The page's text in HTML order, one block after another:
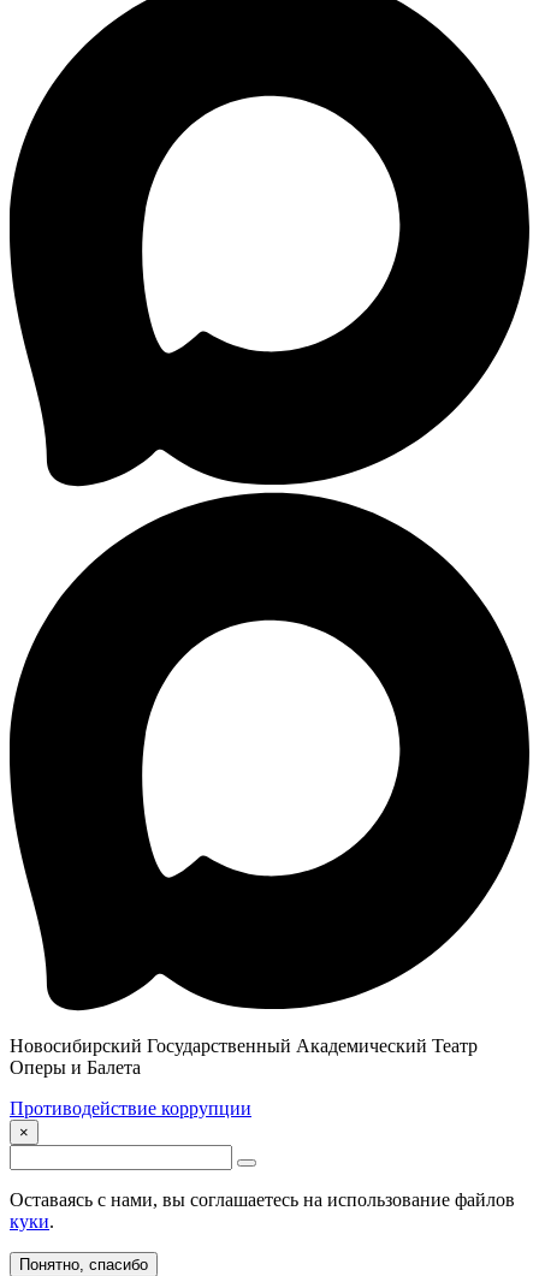
Новосибирский Государственный Академический Театр
Оперы и Балета
Противодействие коррупции
×
Оставаясь с нами, вы соглашаетесь на использование файлов
куки.
Понятно, спасибо